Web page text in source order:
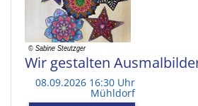
Wir gestalten
08.09.2026 16:30 Uhr
Mühldorf